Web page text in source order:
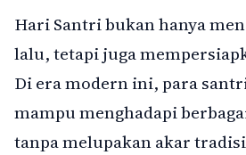
Hari Santri bukan hanya
lalu, tetapi juga
Di era modern ini, para
mampu menghadapi
tanpa melupakan akar